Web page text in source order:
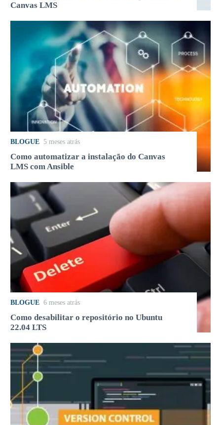
Canvas LMS
BLOGUE 5 meses atrás
Como automatizar a instalação do Canvas
LMS com Ansible
BLOGUE 6 meses atrás
Como desabilitar o repositório no Ubuntu
22.04 LTS